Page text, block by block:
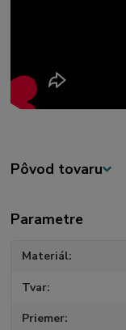
Pôvod tovaru
Parametre
Materiál
Tvar
Priemer